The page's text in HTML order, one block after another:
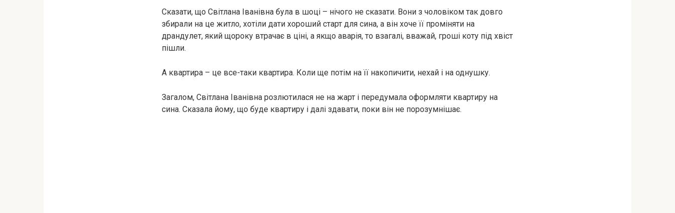
Сказати, що Світлана Іванівна була в шоці – нічого не сказати. Вони з чоловіком так довго
збирали на це житло, хотіли дати хороший старт для сина, а він хоче її проміняти на
драндулет, який щороку втрачає в ціні, а якщо аварія, то взагалі, вважай, гроші коту під хвіст
пішли.
А квартира – це все-таки квартира. Коли ще потім на її накопичити, нехай і на однушку.
Загалом, Світлана Іванівна розлютилася не на жарт і передумала оформляти квартиру на
сина. Сказала йому, що буде квартиру і далі здавати, поки він не порозумнішає.